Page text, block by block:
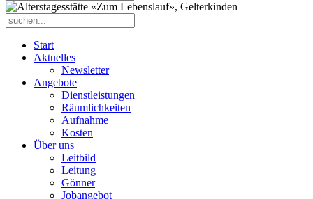
Start
Aktuelles
Newsletter
Angebote
Dienstleistungen
Räumlichkeiten
Aufnahme
Kosten
Über uns
Leitbild
Leitung
Gönner
Jobangebot